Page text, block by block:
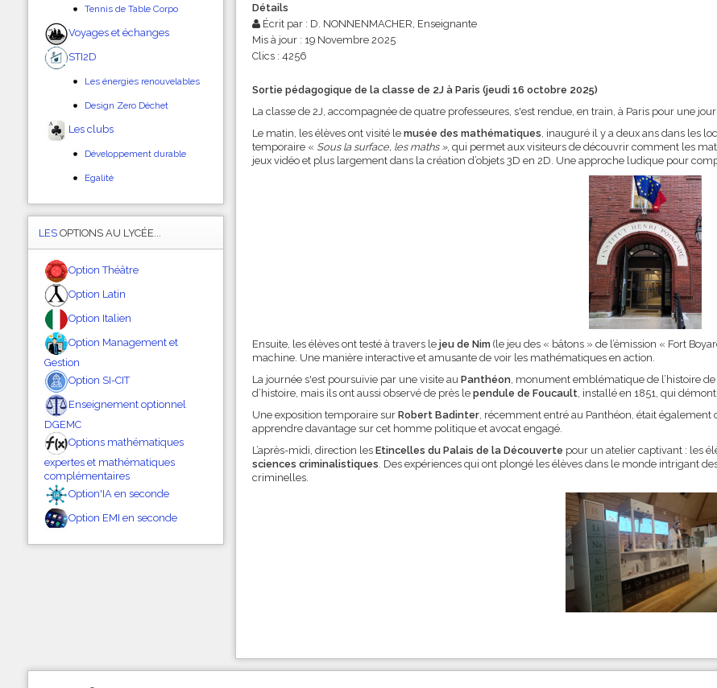
Détails
Écrit par : D. NONNENMACHER, Enseignante
Mis à jour : 19 Novembre 2025
Clics : 4256
Sortie pédagogique de la classe de 2J à Paris (jeudi 16 octobre 2025)
La classe de 2J, accompagnée de quatre professeures, s'est rendue, en train, à Paris pour une
Le matin, les élèves ont visité le musée des mathématiques , inauguré il y a deux ans dans les
temporaire « Sous la surface, les maths », qui permet aux visiteurs de découvrir comment les
jeux vidéo et plus largement dans la création d’objets 3D en 2D. Une approche ludique pour
Ensuite, les élèves ont testé à travers le jeu de Nim(le jeu des « bâtons » de l’émission « Fort
machine. Une manière interactive et amusante de voir les mathématiques en action.
La journée s'est poursuivie par une visite au Panthéon, monument emblématique de l’histoire
d’histoire, mais ils ont aussi observé de près le pendule de Foucault, installé en 1851, qui
Une exposition temporaire sur Robert Badinter, récemment entré au Panthéon, était également
apprendre davantage sur cet homme politique et avocat engagé.
L’après-midi, direction les Etincelles du Palais de la Découverte pour un atelier captivant : les
sciences criminalistiques . Des expériences qui ont plongé les élèves dans le monde intrigant
criminelles.
Tennis de Table Corpo
Voyages et échanges
STI2D
Les énergies renouvelables
Design Zero Déchet
Les clubs
Développement durable
Egalité
LES OPTIONS AU LYCÉE...
Option Théâtre
Option Latin
Option Italien
Option Management et
Gestion
Option SI-CIT
Enseignement optionnel
DGEMC
Options mathématiques
expertes et mathématiques
complémentaires
Option'IA en seconde
Option EMI en seconde